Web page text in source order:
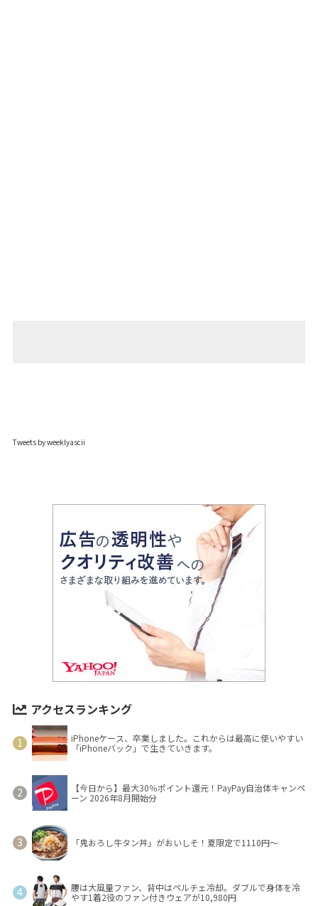
Tweets by weeklyascii
アクセスランキング
iPhoneケース、卒業しました。これからは最高に使いやすい
「iPhoneバック」で生きていきます。
【今日から】最大30％ポイント還元！PayPay自治体キャンペ
ーン 2026年8月開始分
「鬼おろし牛タン丼」がおいしそ！夏限定で1110円～
腰は大風量ファン、背中はペルチェ冷却。ダブルで身体を冷
やす1着2役のファン付きウェアが10,980円